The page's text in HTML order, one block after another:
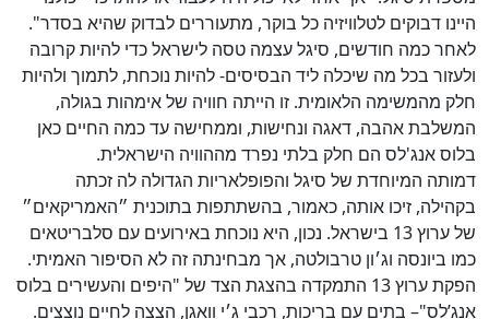
היינו דבוקים לטלוויזיה כל בוקר, מתעוררים לבדוק שהיא בסדר".
לאחר כמה חודשים, סיגל עצמה טסה לישראל כדי להיות קרובה
ולעזור בכל מה שיכלה ליד הבסיסים- להיות נוכחת, לתמוך ולהיות
חלק מהמשימה הלאומית. זו הייתה חוויה של אימהות בגולה,
המשלבת אהבה, דאגה ונחישות, וממחישה עד כמה החיים כאן
בלוס אנג'לס הם חלק בלתי נפרד מההוויה הישראלית.
דמותה המיוחדת של סיגל והפופלאריות הגדולה לה זכתה
בקהילה, זיכו אותה, כאמור, בהשתתפות בתוכנית ״האמריקאים״
של ערוץ 13 בישראל. נכון, היא נוכחת באירועים עם סלבריטאים
כמו ביונסה וג׳ון טרבולטה, אך מבחינתה זה לא הסיפור האמיתי.
הפקת ערוץ 13 התמקדה בהצגת הצד של "היפים והעשירים בלוס
אנג’לס"– בתים עם בריכות, רכבי ג׳י וואגן, הצצה לחיים נוצצים.